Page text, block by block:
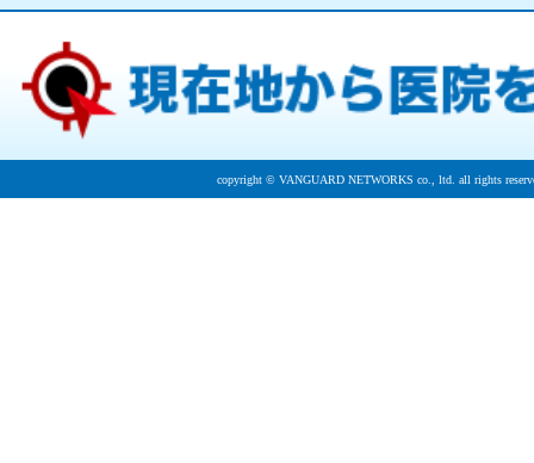
copyright © VANGUARD NETWORKS co., ltd. all rights